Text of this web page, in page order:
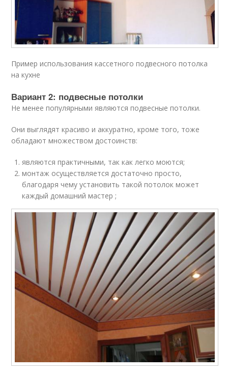
Пример использования кассетного подвесного потолка
на кухне
Вариант 2: подвесные потолки
Не менее популярными являются подвесные потолки.
Они выглядят красиво и аккуратно, кроме того, тоже
обладают множеством достоинств:
являются практичными, так как легко моются;
монтаж осуществляется достаточно просто,
благодаря чему установить такой потолок может
каждый домашний мастер ;